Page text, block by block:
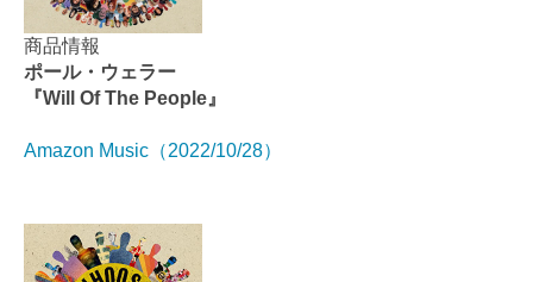
商品情報
ポール・ウェラー
『Will Of The People』
Amazon Music（2022/10/28）